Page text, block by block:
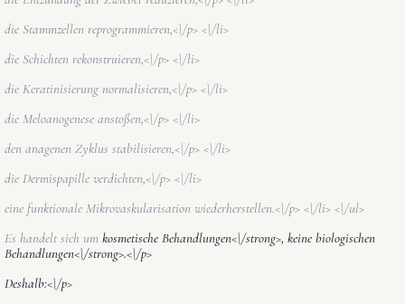
die Stammzellen reprogrammieren,<\/p> <\/li>
die Schichten rekonstruieren,<\/p> <\/li>
die Keratinisierung normalisieren,<\/p> <\/li>
die Meloanogenese anstoßen,<\/p> <\/li>
den anagenen Zyklus stabilisieren,<\/p> <\/li>
die Dermispapille verdichten,<\/p> <\/li>
eine funktionale Mikrovaskularisation wiederherstellen.<\/p> <\/li> <\/ul>
Es handelt sich um kosmetische Behandlungen<\/strong>, keine biologischen
Behandlungen<\/strong>.<\/p>
Deshalb:<\/p>